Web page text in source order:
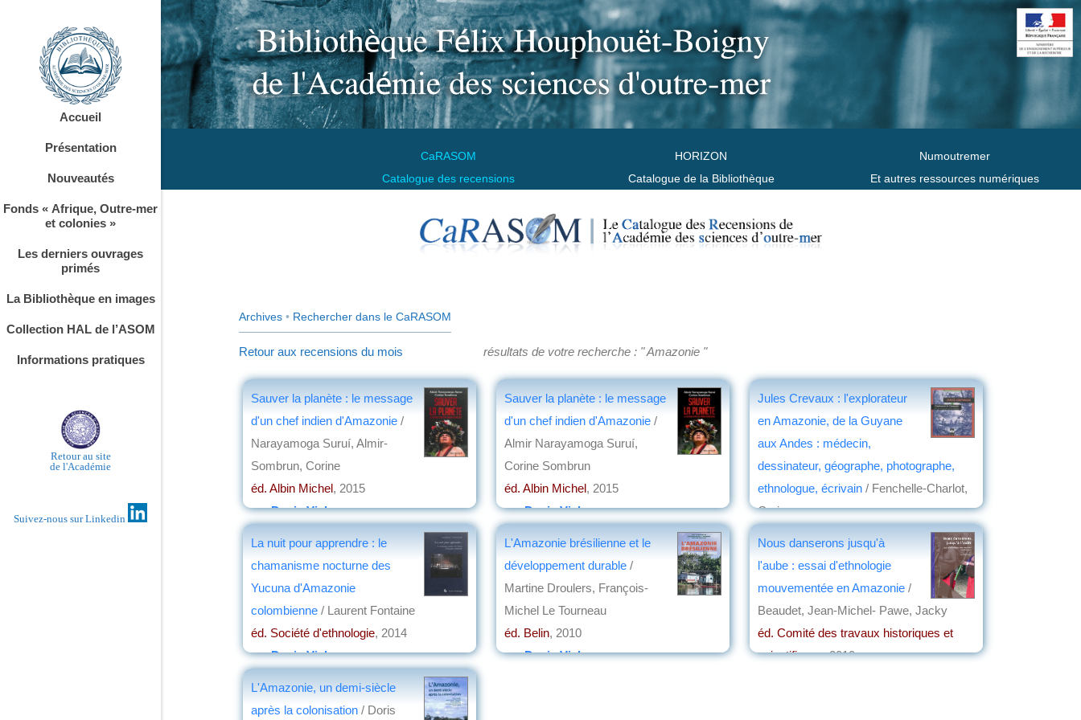
CaRASOM
Catalogue des recensions
HORIZON
Catalogue de la Bibliothèque
Numoutremer
Et autres ressources numériques
Accueil
Présentation
Nouveautés
Fonds « Afrique, Outre-mer
et colonies »
Les derniers ouvrages
primés
La Bibliothèque en images
Collection HAL de l’ASOM
Informations pratiques
Retour au site
de l'Académie
Suivez-nous sur Linkedin
Archives • Rechercher dans le CaRASOM
Retour aux recensions du mois résultats de votre recherche : " Amazonie "
Sauver la planète : le message
d'un chef indien d'Amazonie /
Narayamoga Suruí, Almir-
Sombrun, Corine
éd. Albin Michel, 2015
parDenis Vialou
Sauver la planète : le message
d'un chef indien d'Amazonie /
Almir Narayamoga Suruí,
Corine Sombrun
éd. Albin Michel, 2015
parDenis Vialou
Jules Crevaux : l'explorateur
en Amazonie, de la Guyane
aux Andes : médecin,
dessinateur, géographe, photographe,
ethnologue, écrivain / Fenchelle-Charlot,
Corinne
La nuit pour apprendre : le
chamanisme nocturne des
Yucuna d'Amazonie
colombienne / Laurent Fontaine
éd. Société d'ethnologie, 2014
parDenis Vialou
L'Amazonie brésilienne et le
développement durable /
Martine Droulers, François-
Michel Le Tourneau
éd. Belin, 2010
parDenis Vialou
Nous danserons jusqu'à
l'aube : essai d'ethnologie
mouvementée en Amazonie /
Beaudet, Jean-Michel- Pawe, Jacky
éd. Comité des travaux historiques et
scientifiques, 2010
L'Amazonie, un demi-siècle
après la colonisation / Doris